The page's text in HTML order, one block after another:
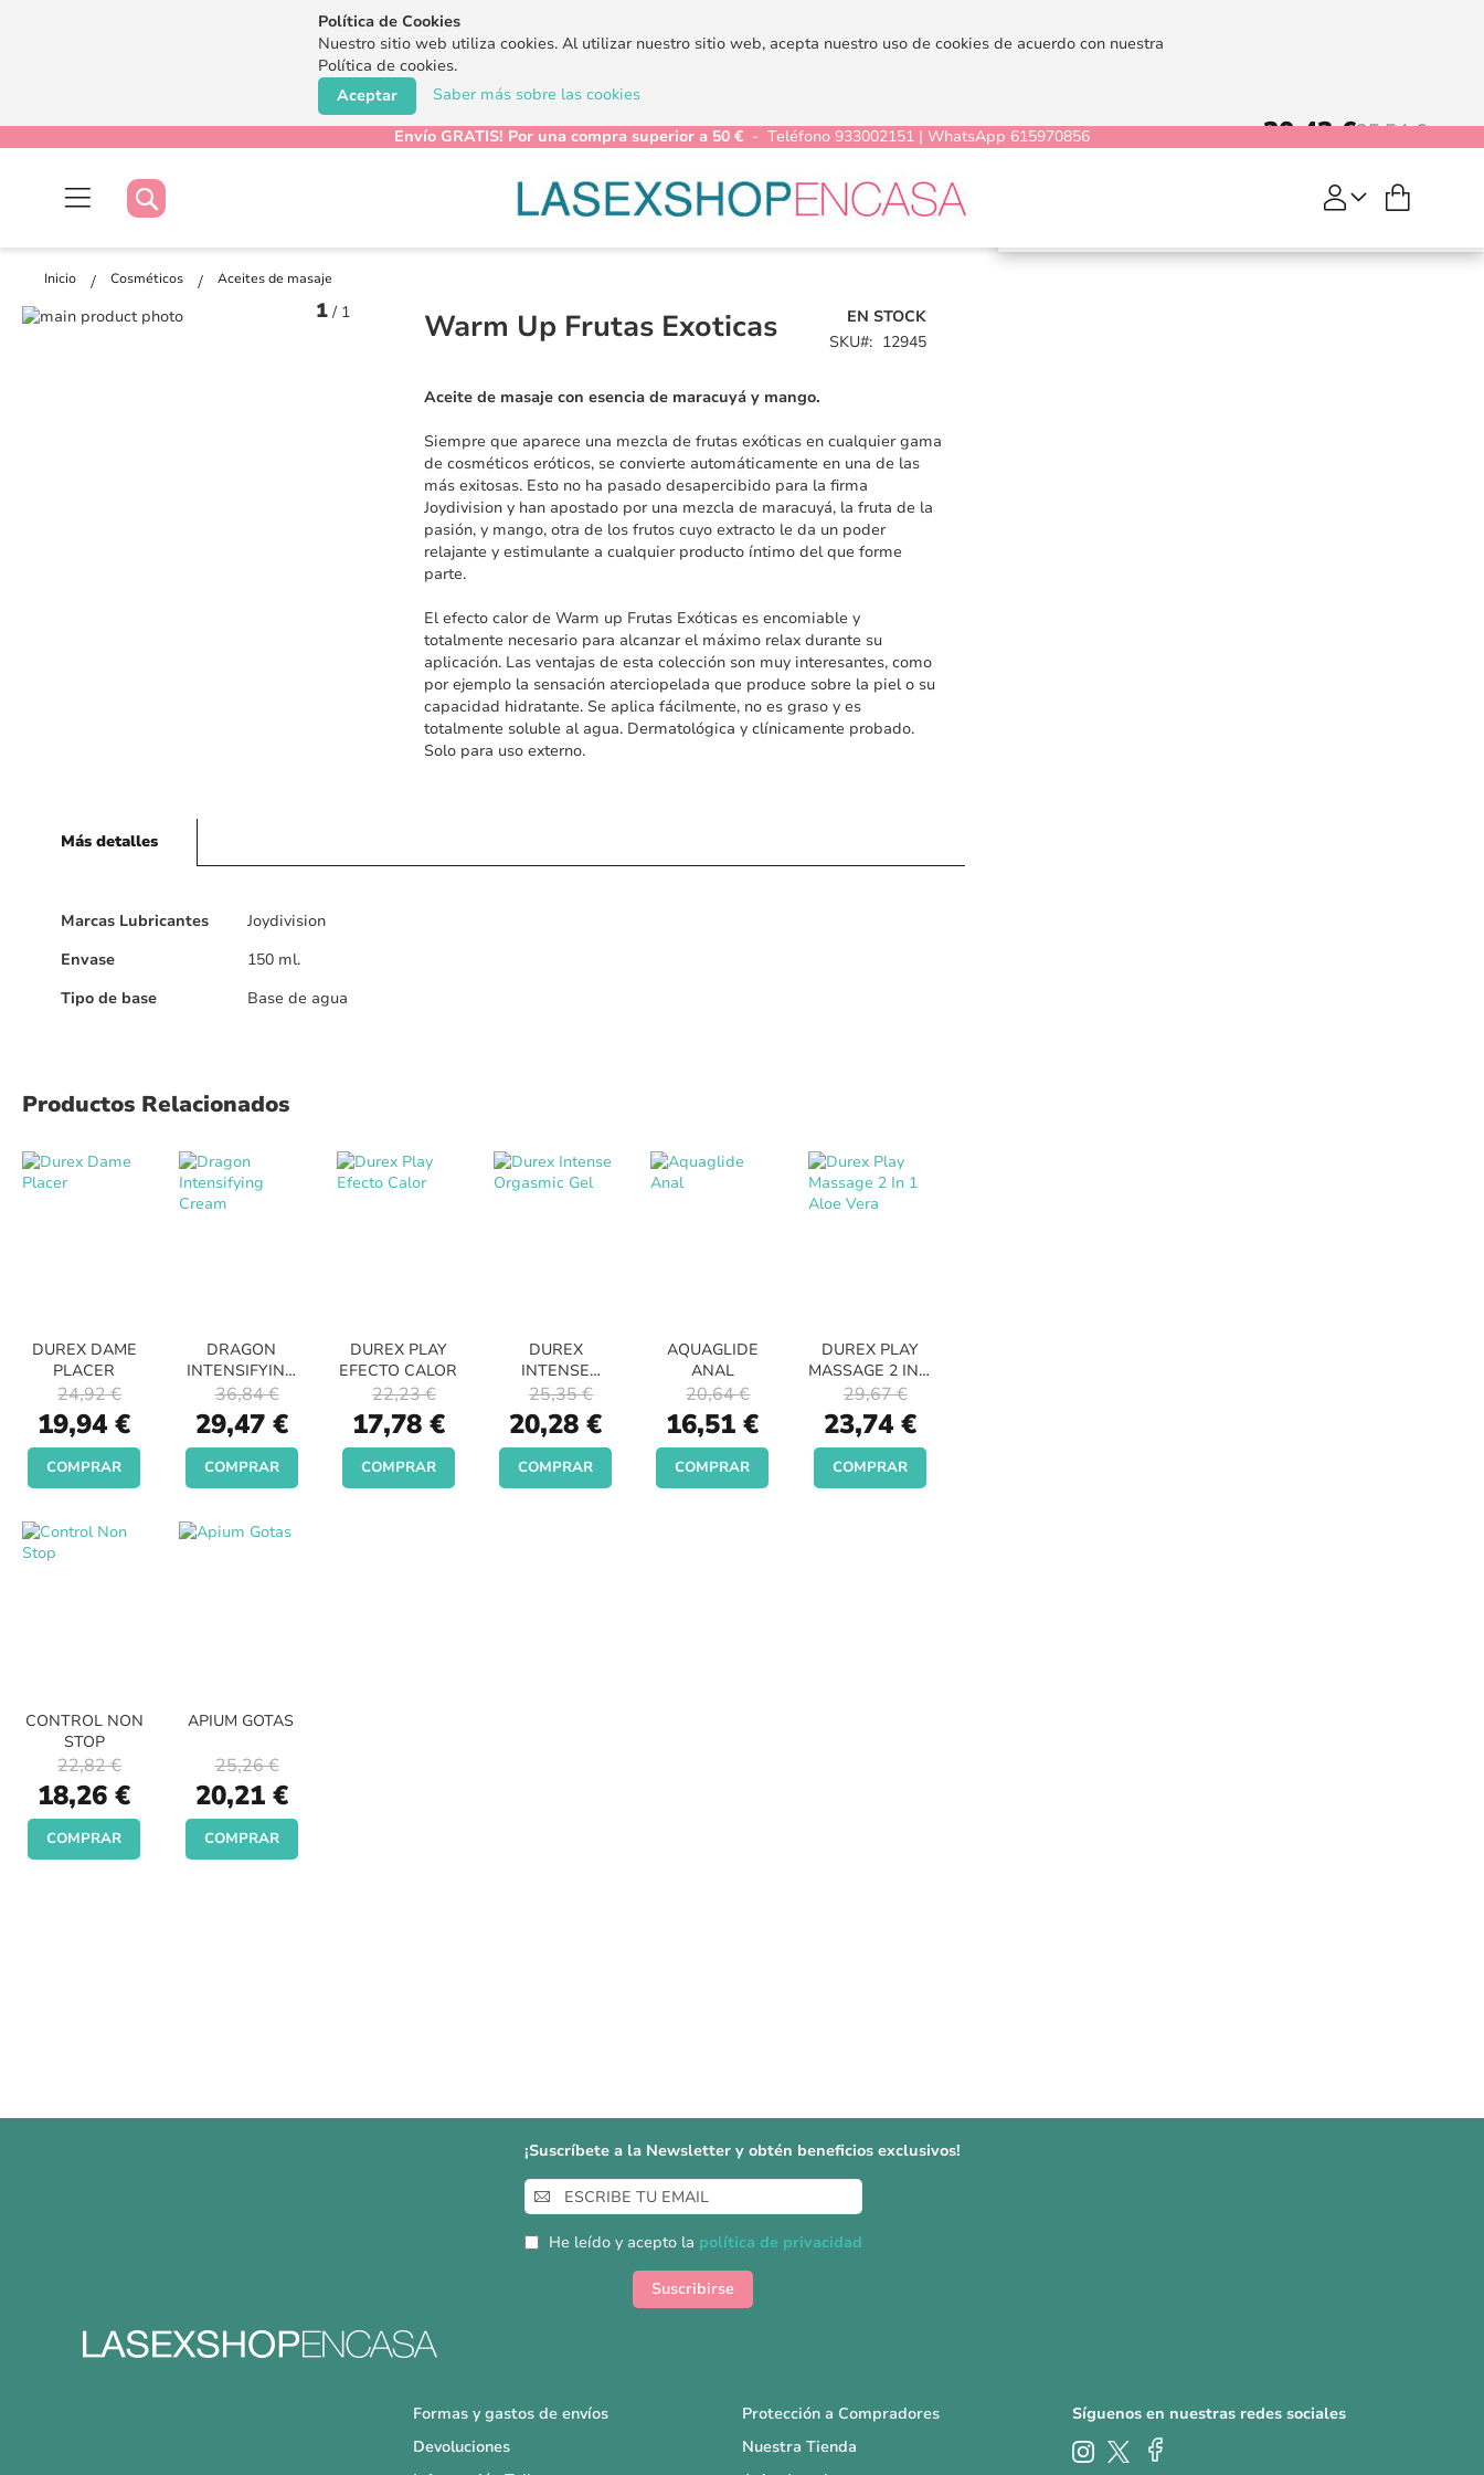
Política de Cookies
Nuestro sitio web utiliza cookies. Al utilizar nuestro sitio web, acepta nuestro uso de cookies de acuerdo con nuestra
Política de cookies.
Saber más sobre las cookies
Aceptar
Envío GRATIS! Por una compra superior a 50 € - Teléfono 933002151 | WhatsApp 615970856
Buscar
Buscar
Inicio Cosméticos Aceites de masaje
Warm Up Frutas
20,43 €25,54 €
COMPRAR
Saltar
1 / 1 Warm Up Frutas Exoticas
EN STOCK
SKU
12945
Aceite de masaje con esencia de maracuyá y mango.
Siempre que aparece una mezcla de frutas exóticas en cualquier gama
de cosméticos eróticos, se convierte automáticamente en una de las
más exitosas. Esto no ha pasado desapercibido para la firma
Joydivision y han apostado por una mezcla de maracuyá, la fruta de la
pasión, y mango, otra de los frutos cuyo extracto le da un poder
relajante y estimulante a cualquier producto íntimo del que forme
parte.
El efecto calor de Warm up Frutas Exóticas es encomiable y
totalmente necesario para alcanzar el máximo relax durante su
aplicación. Las ventajas de esta colección son muy interesantes, como
por ejemplo la sensación aterciopelada que produce sobre la piel o su
capacidad hidratante. Se aplica fácilmente, no es graso y es
totalmente soluble al agua. Dermatológica y clínicamente probado.
Solo para uso externo.
Más detalles
Más
Marcas Lubricantes
Joydivision
Envase
150 ml.
Tipo de base
Base de agua
Productos Relacionados
DUREX DAME
PLACER
Special
Price
19,94 €
24,92 €
COMPRAR
DRAGON
INTENSIFYING
CREAM
Special
Price
29,47 €
36,84 €
COMPRAR
DUREX PLAY
EFECTO CALOR
Special
Price
17,78 €
22,23 €
COMPRAR
DUREX
INTENSE
ORGASMIC GEL
Special
Price
20,28 €
25,35 €
COMPRAR
AQUAGLIDE
ANAL
Special
Price
16,51 €
20,64 €
COMPRAR
DUREX PLAY
MASSAGE 2 IN 1
ALOE VERA
Special
Price
23,74 €
29,67 €
COMPRAR
CONTROL NON
STOP
Special
Price
18,26 €
22,82 €
COMPRAR
APIUM GOTAS
Special
Price
20,21 €
25,26 €
COMPRAR
¡Suscríbete a la Newsletter y obtén beneficios exclusivos!
Inscríbase
a
nuestro
boletín
He leído y acepto la política de privacidad
Suscribirse
Formas y gastos de envíos
Devoluciones
Protección a Compradores
Nuestra Tienda
Síguenos en nuestras redes sociales